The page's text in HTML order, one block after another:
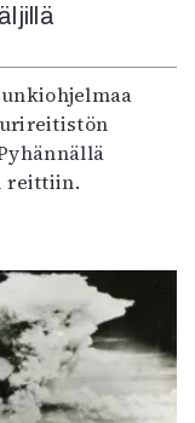
reittiin.